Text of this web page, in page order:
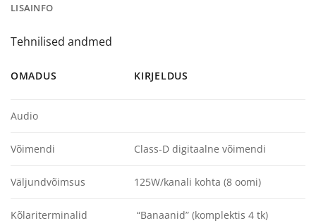
LISAINFO
Tehnilised andmed
OMADUS KIRJELDUS
Audio
Võimendi Class-D digitaalne võimendi
Väljundvõimsus 125W/kanali kohta (8 oomi)
Kõlariterminalid “Banaanid” (komplektis 4 tk)